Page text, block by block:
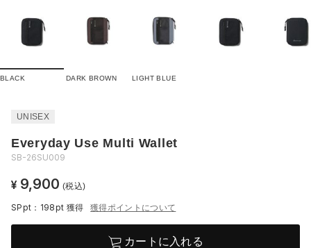
BLACK DARK BROWN LIGHT BLUE
UNISEX
Everyday Use Multi Wallet
SB-26SU009
¥ 9,900 (税込)
SPpt：198pt 獲得 獲得ポイントについて
カートに入れる